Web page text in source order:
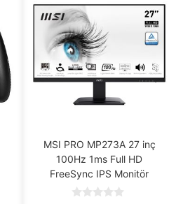
MSI PRO MP273A 27 inç
100Hz 1ms Full HD
FreeSync IPS Monitör